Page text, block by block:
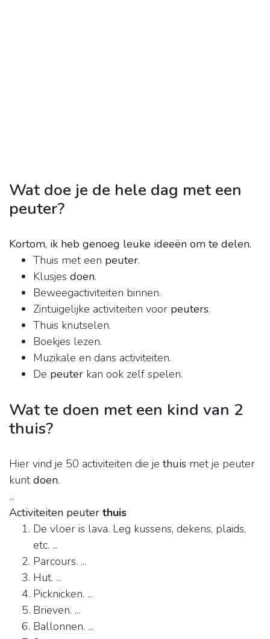
Wat doe je de hele dag met een
peuter?
Kortom, ik heb genoeg leuke ideeën om te delen.
Thuis met een peuter.
Klusjes doen.
Beweegactiviteiten binnen.
Zintuigelijke activiteiten voor peuters.
Thuis knutselen.
Boekjes lezen.
Muzikale en dans activiteiten.
De peuter kan ook zelf spelen.
Wat te doen met een kind van 2
thuis?
Hier vind je 50 activiteiten die je thuis met je peuter
kuntdoen.
...
Activiteiten peuter thuis
De vloer is lava. Leg kussens, dekens, plaids,
etc. ...
Parcours. ...
Hut. ...
Picknicken. ...
Brieven. ...
Ballonnen. ...